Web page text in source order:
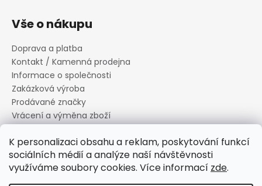
K personalizaci obsahu a reklam, poskytování funkcí
sociálních médií a analýze naší návštěvnosti
využíváme soubory cookies. Více informací zde.
Vše o nákupu
Doprava a platba
Kontakt / Kamenná prodejna
Informace o společnosti
Zakázková výroba
Prodávané značky
Vrácení a výměna zboží
Informace o souborech cookies
Reklamační řád
Obchodní podmínky